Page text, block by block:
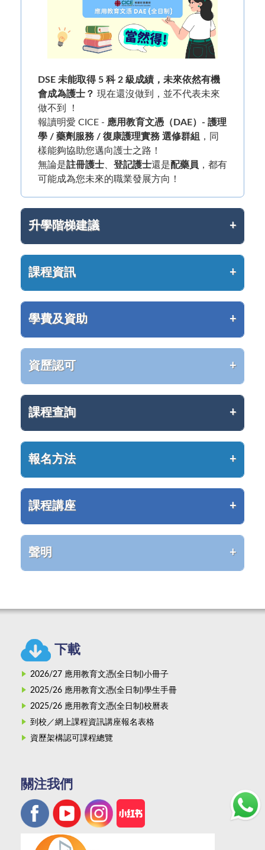
DSE 未能取得 5 科 2 級成績，未來依然有機
會成為護士？ 現在還沒做到，並不代表未來
做不到 ！
報讀明愛 CICE - 應用教育文憑（DAE）- 護理
學 / 藥劑服務 / 復康護理實務 選修群組
，同
樣能夠協助您邁向護士之路！
無論是註冊護士 登記護士還是配藥員 ， 都有
可能成為您未來的職業發展方向！
升學階梯建議
課程資訊
學費及資助
資歷認可
課程查詢
報名方法
課程講座
聲明
下載
2026/27 應用教育文憑(全日制)小冊子
2025/26 應用教育文憑(全日制)學生手冊
2025/26 應用教育文憑(全日制)校曆表
到校／網上課程資訊講座報名表格
資歷架構認可課程總覽
關注我們